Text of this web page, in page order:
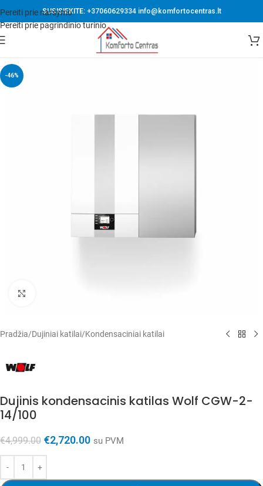
Pereiti prie naršymo
Pereiti prie pagrindinio turinio
SUSISIEKITE: +37060629334 info@komfortocentras.lt
-46%
Pradžia/Dujiniai katilai/Kondensaciniai katilai
Dujinis kondensacinis katilas Wolf CGW-2-
14/100
€4,999.00 €2,720.00 su PVM